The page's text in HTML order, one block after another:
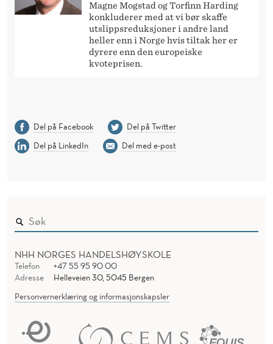
Magne Mogstad og Torfinn Harding
konkluderer med at vi bør skaffe
utslippsreduksjoner i andre land
heller enn i Norge hvis tiltak her er
dyrere enn den europeiske
kvoteprisen.
Del på Facebook
Del på Twitter
Del på LinkedIn
Del med e-post
NHH NORGES HANDELSHØYSKOLE
Telefon
+47 55 95 90 00
Adresse
Helleveien 30, 5045 Bergen
Personvernerklæring og informasjonskapsler